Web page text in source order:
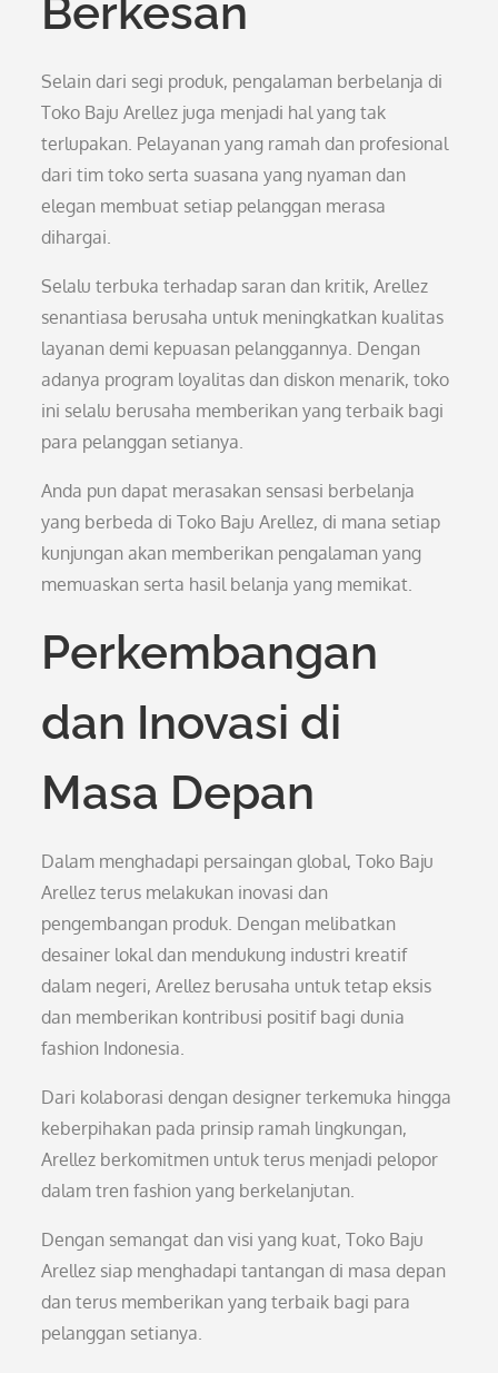
Berkesan
Selain dari segi produk, pengalaman berbelanja di
Toko Baju Arellez juga menjadi hal yang tak
terlupakan. Pelayanan yang ramah dan profesional
dari tim toko serta suasana yang nyaman dan
elegan membuat setiap pelanggan merasa
dihargai.
Selalu terbuka terhadap saran dan kritik, Arellez
senantiasa berusaha untuk meningkatkan kualitas
layanan demi kepuasan pelanggannya. Dengan
adanya program loyalitas dan diskon menarik, toko
ini selalu berusaha memberikan yang terbaik bagi
para pelanggan setianya.
Anda pun dapat merasakan sensasi berbelanja
yang berbeda di Toko Baju Arellez, di mana setiap
kunjungan akan memberikan pengalaman yang
memuaskan serta hasil belanja yang memikat.
Perkembangan
dan Inovasi di
Masa Depan
Dalam menghadapi persaingan global, Toko Baju
Arellez terus melakukan inovasi dan
pengembangan produk. Dengan melibatkan
desainer lokal dan mendukung industri kreatif
dalam negeri, Arellez berusaha untuk tetap eksis
dan memberikan kontribusi positif bagi dunia
fashion Indonesia.
Dari kolaborasi dengan designer terkemuka hingga
keberpihakan pada prinsip ramah lingkungan,
Arellez berkomitmen untuk terus menjadi pelopor
dalam tren fashion yang berkelanjutan.
Dengan semangat dan visi yang kuat, Toko Baju
Arellez siap menghadapi tantangan di masa depan
dan terus memberikan yang terbaik bagi para
pelanggan setianya.